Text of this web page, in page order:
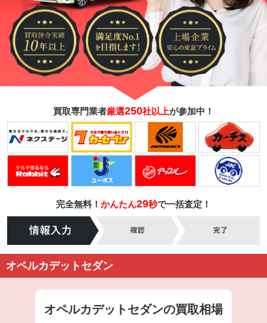
買取専門業者厳選250社以上が参加中！
完全無料！ かんたん29秒で一括査定！
オペルカデットセダン
オペルカデットセダンの買取相場